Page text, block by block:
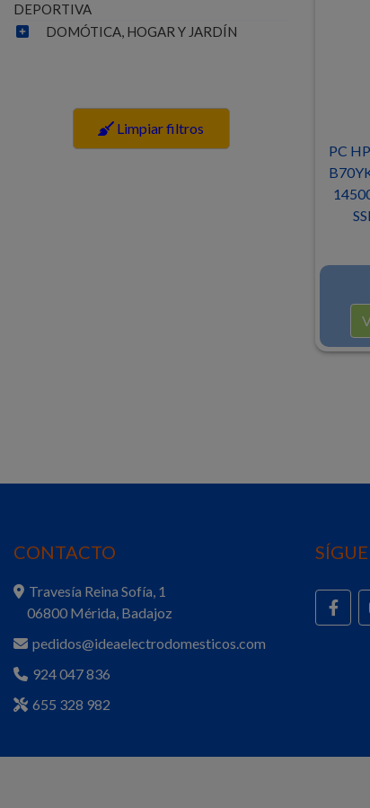
DEPORTIVA
DOMÓTICA, HOGAR Y JARDÍN
Limpiar filtros
PC
CONTACTO
Travesía Reina Sofía, 1
06800 Mérida, Badajoz
pedidos@ideaelectrodomesticos.com
924 047 836
655 328 982